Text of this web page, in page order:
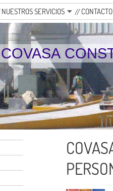
NUESTROS SERVICIOS CONTACTO
COVASA